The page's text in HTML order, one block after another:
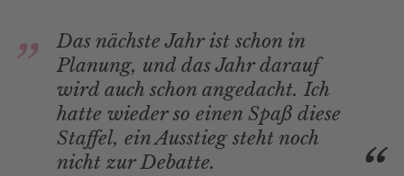
Das nächste Jahr ist schon in
Planung, und das Jahr darauf
wird auch schon angedacht. Ich
hatte wieder so einen Spaß diese
Staffel, ein Ausstieg steht noch
nicht zur Debatte.